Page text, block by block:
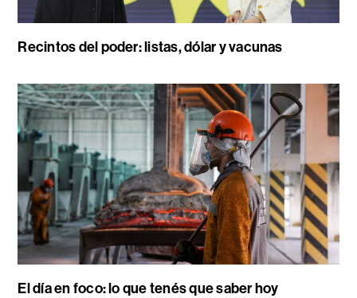
Recintos del poder: listas, dólar y vacunas
El día en foco: lo que tenés que saber hoy